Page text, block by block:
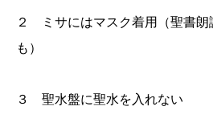
２ ミサにはマスク着用（聖書朗
も）
３ 聖水盤に聖水を入れない